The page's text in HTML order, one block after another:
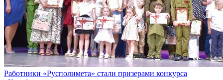
Работники «Русполимета» стали призерами конкурса